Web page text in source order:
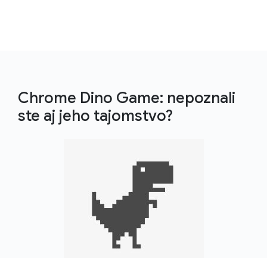
Chrome Dino Game: nepoznali
ste aj jeho tajomstvo?